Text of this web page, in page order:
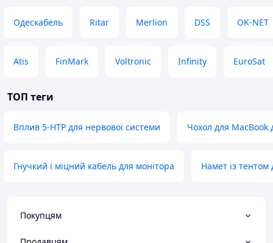
Одескабель Ritar Merlion DSS OK-NET
Atis FinMark Voltronic Infinity EuroSat
ТОП теги
Вплив 5-HTP для нервової системи Чохол для MacBook
Гнучкий і міцний кабель для монітора Намет із тентом
Покупцям